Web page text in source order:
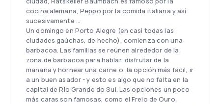
cocina alemana, Peppo por la comida italiana y así
sucesivamente ...
Un domingo en Porto Alegre (en casi todas las
ciudades gaúchas, de hecho), comienza con una
barbacoa. Las familias se reúnen alrededor de la
zona de barbacoa para hablar, disfrutar de la
mañana y hornear una carne o, la opción más fácil, ir
a un buen asador - y esto es algo que no falta en la
capital de Rio Grande do Sul. Las opciones un poco
más caras son famosas, como el Freio de Ouro,